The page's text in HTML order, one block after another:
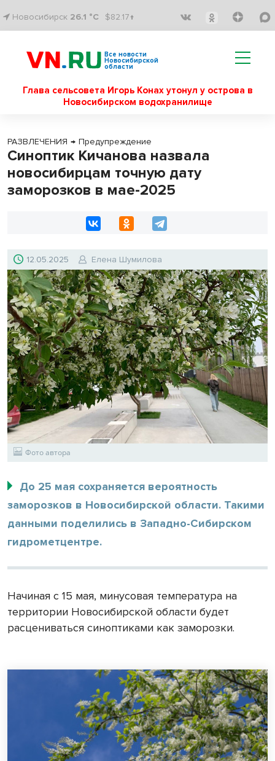
Новосибирск 26.1 °C $82.17↑
Все новости
Новосибирской
области
Глава сельсовета Игорь Конах утонул у острова в
Новосибирском водохранилище
РАЗВЛЕЧЕНИЯ → Предупреждение
Синоптик Кичанова назвала
новосибирцам точную дату
заморозков в мае-2025
12.05.2025 Елена Шумилова
Фото автора
До 25 мая сохраняется вероятность
заморозков в Новосибирской области. Такими
данными поделились в Западно-Сибирском
гидрометцентре.
Начиная с 15 мая, минусовая температура на
территории Новосибирской области будет
расцениваться синоптиками как заморозки.